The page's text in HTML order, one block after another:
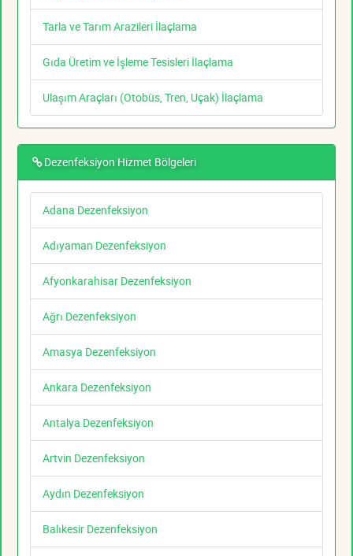
Tarla ve Tarım Arazileri İlaçlama
Gıda Üretim ve İşleme Tesisleri İlaçlama
Ulaşım Araçları (Otobüs, Tren, Uçak) İlaçlama
Dezenfeksiyon Hizmet Bölgeleri
Adana Dezenfeksiyon
Adıyaman Dezenfeksiyon
Afyonkarahisar Dezenfeksiyon
Ağrı Dezenfeksiyon
Amasya Dezenfeksiyon
Ankara Dezenfeksiyon
Antalya Dezenfeksiyon
Artvin Dezenfeksiyon
Aydın Dezenfeksiyon
Balıkesir Dezenfeksiyon